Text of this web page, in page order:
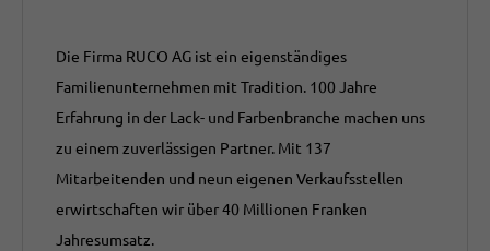
Die Firma RUCO AG ist ein eigenständiges
Familienunternehmen mit Tradition. 100 Jahre
Erfahrung in der Lack- und Farbenbranche machen uns
zu einem zuverlässigen Partner. Mit 137
Mitarbeitenden und neun eigenen Verkaufsstellen
erwirtschaften wir über 40 Millionen Franken
Jahresumsatz.